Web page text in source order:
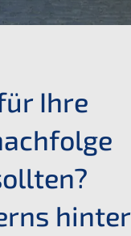
Ihre
hinter